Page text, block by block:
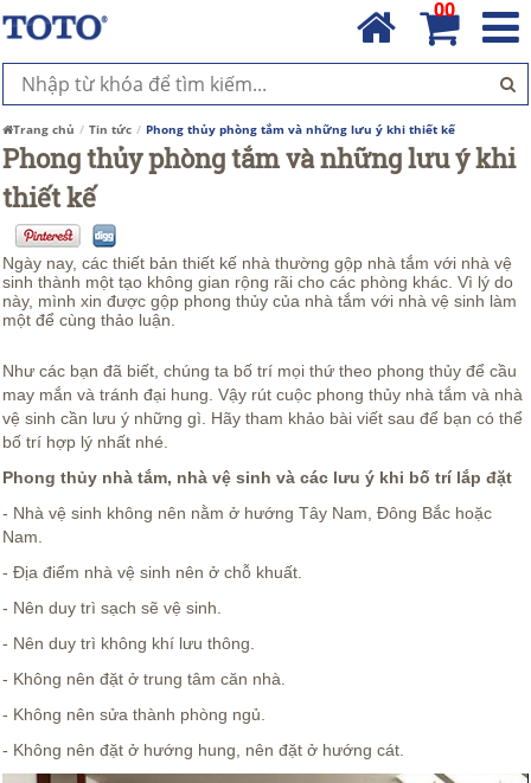
00
Trang chủ Tin tức Phong thủy phòng tắm và những lưu ý khi thiết kế
Phong thủy phòng tắm và những lưu ý khi
thiết kế
Ngày nay, các thiết bản thiết kế nhà thường gộp nhà tắm với nhà vệ
sinh thành một tạo không gian rộng rãi cho các phòng khác. Vì lý do
này, mình xin được gộp phong thủy của nhà tắm với nhà vệ sinh làm
một để cùng thảo luận.
Như các bạn đã biết, chúng ta bố trí mọi thứ theo phong thủy để cầu
may mắn và tránh đại hung. Vậy rút cuộc phong thủy nhà tắm và nhà
vệ sinh cần lưu ý những gì. Hãy tham khảo bài viết sau để bạn có thể
bố trí hợp lý nhất nhé.
Phong thủy nhà tắm, nhà vệ sinh và các lưu ý khi bố trí lắp đặt
- Nhà vệ sinh không nên nằm ở hướng Tây Nam, Đông Bắc hoặc
Nam.
- Địa điểm nhà vệ sinh nên ở chỗ khuất.
- Nên duy trì sạch sẽ vệ sinh.
- Nên duy trì không khí lưu thông.
- Không nên đặt ở trung tâm căn nhà.
- Không nên sửa thành phòng ngủ.
- Không nên đặt ở hướng hung, nên đặt ở hướng cát.